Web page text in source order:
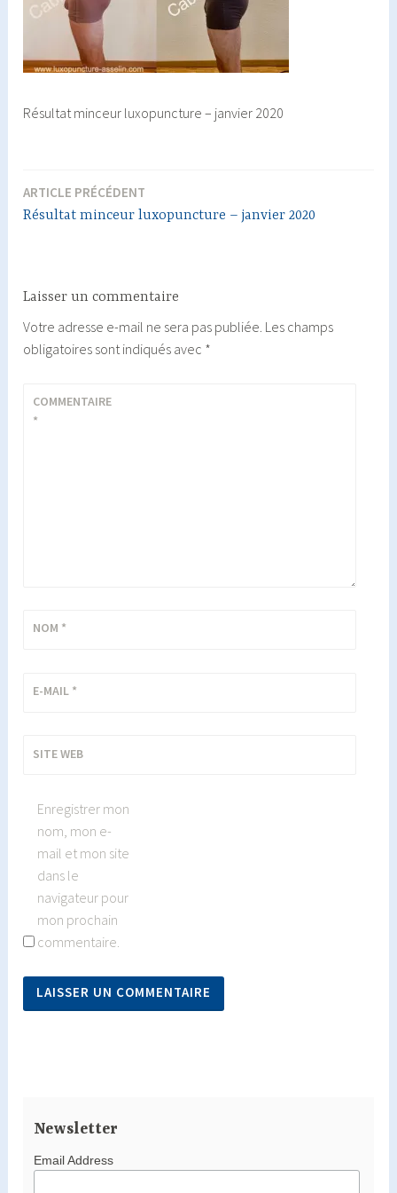
Résultat minceur luxopuncture – janvier 2020
Navigation
ARTICLE PRÉCÉDENT
Résultat minceur luxopuncture – janvier 2020
Laisser un commentaire
Votre adresse e-mail ne sera pas publiée. Les champs
obligatoires sont indiqués avec *
COMMENTAIRE
*
NOM *
E-MAIL *
SITE WEB
Enregistrer mon
nom, mon e-
mail et mon site
dans le
navigateur pour
mon prochain
commentaire.
Newsletter
Email Address